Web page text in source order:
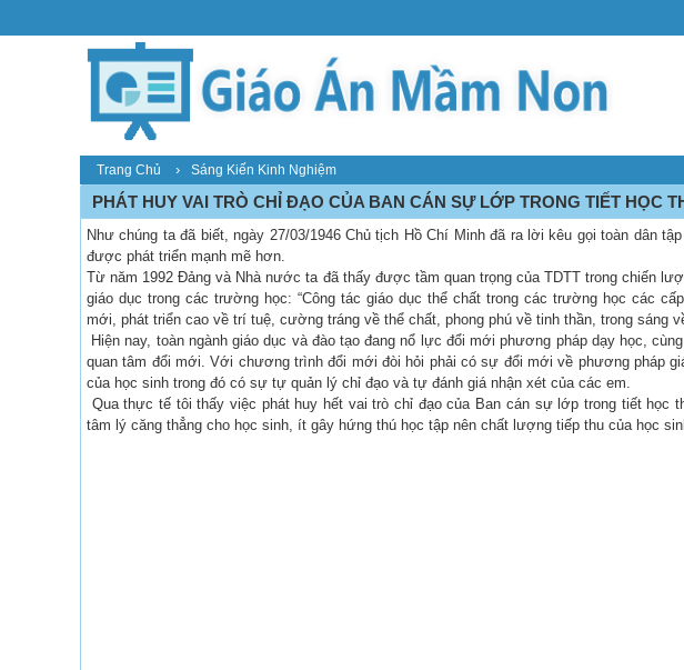
Trang Chủ › Sáng Kiến Kinh Nghiệm
PHÁT HUY VAI TRÒ CHỈ ĐẠO CỦA BAN CÁN SỰ LỚP TRONG TIẾT HỌC
Như chúng ta đã biết, ngày 27/03/1946 Chủ tịch Hồ Chí Minh đã ra lời kêu gọi toàn dân
được phát triển mạnh mẽ hơn.
Từ năm 1992 Đảng và Nhà nước ta đã thấy được tầm quan trọng của TDTT trong chiến
giáo dục trong các trường học: “Công tác giáo dục thể chất trong các trường học các
mới, phát triển cao về trí tuệ, cường tráng về thể chất, phong phú về tinh thần, trong sáng
Hiện nay, toàn ngành giáo dục và đào tạo đang nổ lực đổi mới phương pháp dạy học,
quan tâm đổi mới. Với chương trình đổi mới đòi hỏi phải có sự đổi mới về phương pháp
của học sinh trong đó có sự tự quản lý chỉ đạo và tự đánh giá nhận xét của các em.
Qua thực tế tôi thấy việc phát huy hết vai trò chỉ đạo của Ban cán sự lớp trong tiết học
tâm lý căng thẳng cho học sinh, ít gây hứng thú học tập nên chất lượng tiếp thu của học